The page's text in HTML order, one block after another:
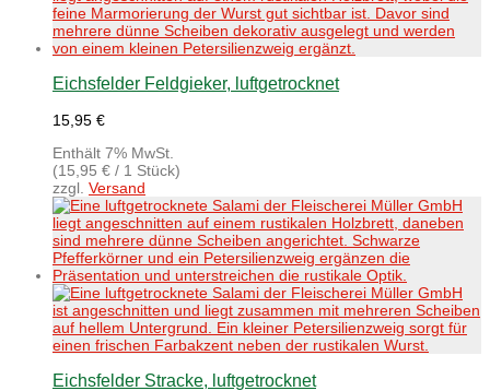
Eichsfelder Feldgieker, luftgetrocknet
15,95 €
Enthält 7% MwSt.
(15,95 € / 1 Stück)
zzgl. Versand
Eichsfelder Stracke, luftgetrocknet